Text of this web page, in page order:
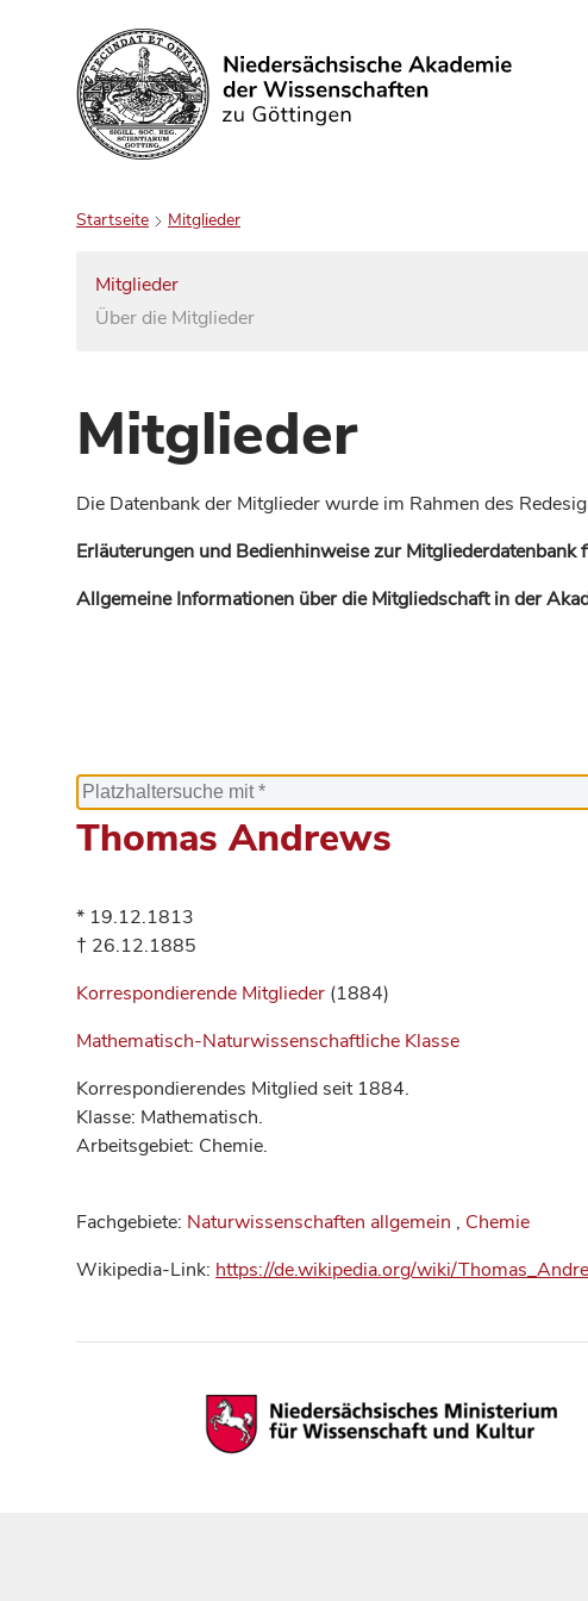
Suchen
Startseite Mitglieder
Mitglieder
Über die Mitglieder
Mitglieder
Die Datenbank der Mitglieder wurde im Rahmen des
Erläuterungen und Bedienhinweise zur Mitgliederdatenbank
Allgemeine Informationen über die Mitgliedschaft in der
Thomas Andrews
* 19.12.1813
† 26.12.1885
Korrespondierende Mitglieder (1884)
Mathematisch-Naturwissenschaftliche Klasse
Korrespondierendes Mitglied seit 1884.
Klasse: Mathematisch.
Arbeitsgebiet: Chemie.
Fachgebiete: Naturwissenschaften allgemein , Chemie
Wikipedia-Link: https://de.wikipedia.org/wiki/